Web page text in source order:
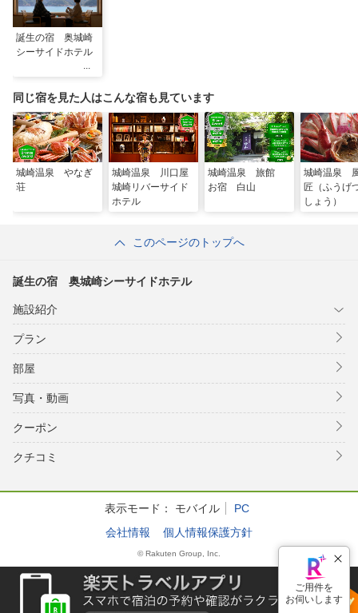
誕生の宿 奥城崎
シーサイドホテル
同じ宿を見た人はこんな宿も見ています
城崎温泉 やなぎ
荘
城崎温泉 川口屋
城崎リバーサイド
ホテル
城崎温泉 旅館
お宿 白山
城崎温泉
匠（ふうげ
しょう）
このページのトップへ
誕生の宿 奥城崎シーサイドホテル
施設紹介
プラン
部屋
写真・動画
クーポン
クチコミ
表示モード： モバイル
PC
会社情報
個人情報保護方針
© Rakuten Group, Inc.
ご用件を
お伺いします